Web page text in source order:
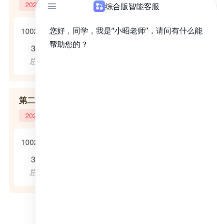
2024年
100207影像医学与核医学
304
总分
42
第二临床医学院
2024年
100202儿科学
304
总分